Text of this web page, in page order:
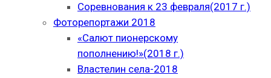
Соревнования к 23 февраля(2017 г.)
Фоторепортажи 2018
«Салют пионерскому
пополнению!»(2018 г.)
Властелин села-2018